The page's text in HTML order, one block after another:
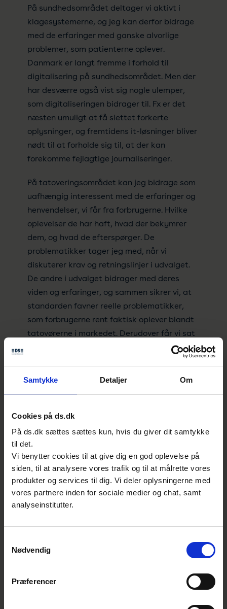
Samtykke Detaljer Om
Cookies på ds.dk
På ds.dk sættes sættes kun, hvis du giver dit samtykke
til det.
Vi benytter cookies til at give dig en god oplevelse på
siden, til at analysere vores trafik og til at målrette vores
produkter og services til dig. Vi deler oplysningerne med
vores partnere inden for sociale medier og chat, samt
analyseinstitutter.
Nødvendig
Præferencer
På sundhedsområdet deltager vi aktivt i
klagesystemerne, og jeg kan derfor bidrage
med de erfaringer med ganske alvorlige
problemer, som patienterne oplever.
Danmark er langt fremme i forhold til
digitalisering på sundhedsområdet. Men der
har desværre også vist sig nogle ulemper,
som digitaliseringen bidrager til. Fx er det
næsten umuligt at få slettet forkerte
oplysninger, og fremtidens it-løsninger bliver
nødt til at forholde sig til, at der kan
forekomme fejlagtige journaliseringer.
På tatoveringsområdet kan jeg bidrage som
uafhængig interessent med de erfaringer og
henvendelser, vi får fra forbrugerne. Hvilke
oplevelser de har haft, hvad der bekymrer
dem, og hvad de efterspørger. De
problematikker tager jeg med, når vi
diskuterer krav og retningslinjer i udvalget.
De andre i udvalget bidrager med deres
viden og erfaringer, og sammen sikrer vi, at
standarden favner reelle problematikker,
som forbrugerne rent faktisk oplever blandt
tatovørerne i markedet. Derudover får vi sat
tatovørerne, som rent faktisk gavner dem.
Hvilke standarder arbejder udvalget på for
tiden?
I forhold til tatovering er vi lige nu ved at
være igennem den sidste afstemning på den
europæiske standard for hygiejneforhold på
tatoveringsområdet, og standarden bliver
udgivet i begyndelsen af 2019. Indenfor
sundhedsinformation arbejder vi som
tidligere nævnt med brugerinddragelse,
tatovører nødvendige?
Ingen tatovører ønsker at påføre deres
henvendelser viser, at det sker. Standarden